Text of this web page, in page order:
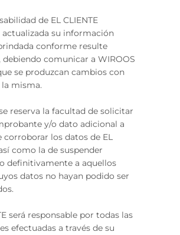
de EL CLIENTE
su información
conforme resulte
debiendo comunicar a WIROOS
se produzcan cambios con
misma.
reserva la facultad de solicitar
y/o dato adicional a
corroborar los datos de EL
como la de suspender
definitivamente a aquellos
datos no hayan podido ser
será responsable por todas las
efectuadas a través de su